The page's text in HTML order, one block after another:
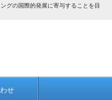
グの国際的発展に寄与することを目
せ